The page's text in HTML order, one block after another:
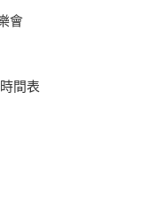
會
間表